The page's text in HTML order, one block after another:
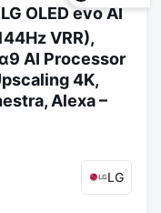
OLED evo AI
VRR),
AI Processor
4K,
Alexa –
LG